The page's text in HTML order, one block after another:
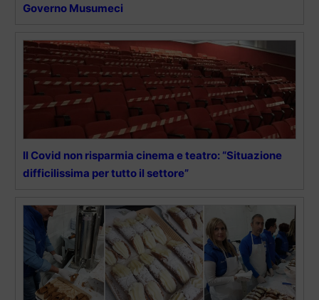
Governo Musumeci
Il Covid non risparmia cinema e teatro: “Situazione
difficilissima per tutto il settore”